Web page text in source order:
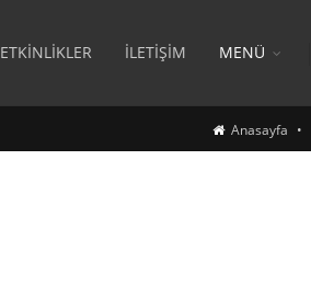
ETKINLIKLER İLETIŞIM MENÜ
Anasayfa